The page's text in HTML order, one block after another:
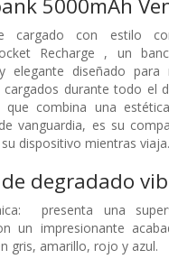
cargado con estilo
Recharge , un
elegante diseñado para
cargados durante todo el
que combina una
vanguardia, es su
dispositivo mientras viaja.
degradado
presenta una
un impresionante
gris, amarillo, rojo y azul.